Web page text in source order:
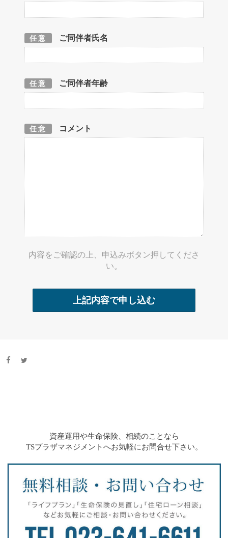
任意 ご同伴者氏名
任意 ご同伴者年齢
任意 コメント
内容をご確認の上、申込みボタン押してくださ
い。
資産運用や生命保険、相続のことなら
TSプラザマネジメントへお気軽にお問合せ下さい。